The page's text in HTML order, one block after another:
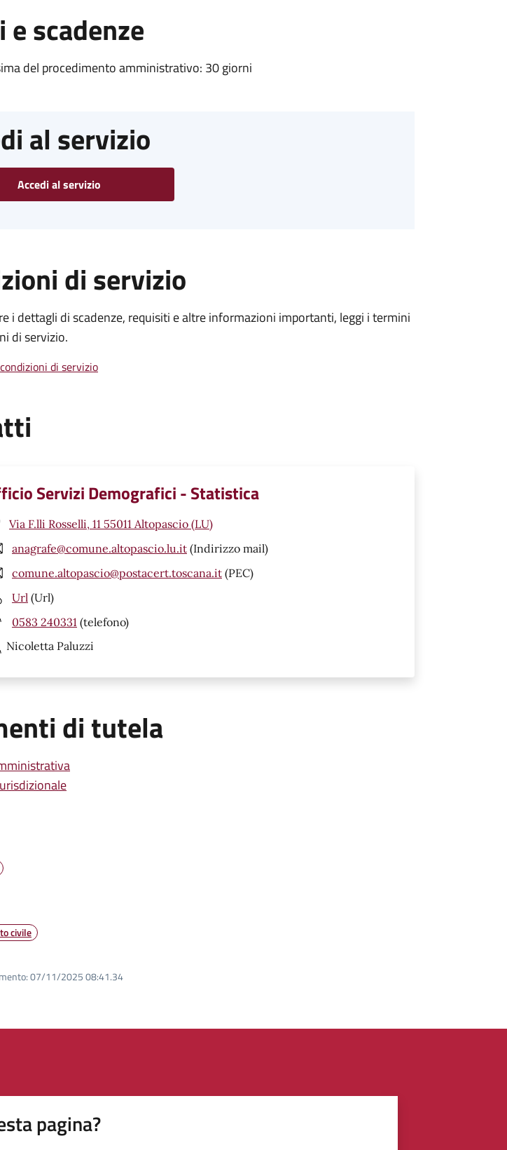
e scadenze
del procedimento amministrativo: 30 giorni
al servizio
Accedi al servizio
di servizio
i dettagli di scadenze, requisiti e altre informazioni importanti, leggi i termini
di servizio.
di servizio
Servizi Demografici - Statistica
Via F.lli Rosselli, 11 55011 Altopascio (LU)
anagrafe@comune.altopascio.lu.it (Indirizzo mail)
comune.altopascio@postacert.toscana.it (PEC)
Url (Url)
0583 240331 (telefono)
Nicoletta Paluzzi
di tutela
civile
07/11/2025 08:41.34
pagina?